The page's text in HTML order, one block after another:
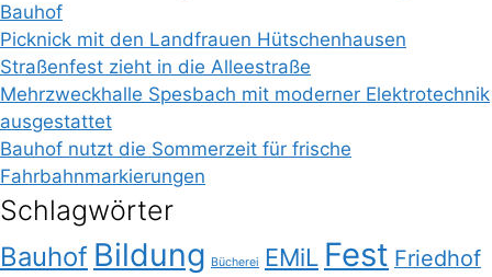
Bauhof
Picknick mit den Landfrauen Hütschenhausen
Straßenfest zieht in die Alleestraße
Mehrzweckhalle Spesbach mit moderner Elektrotechnik
ausgestattet
Bauhof nutzt die Sommerzeit für frische
Fahrbahnmarkierungen
Schlagwörter
Bauhof Bildung Bücherei EMiL Fest Friedhof